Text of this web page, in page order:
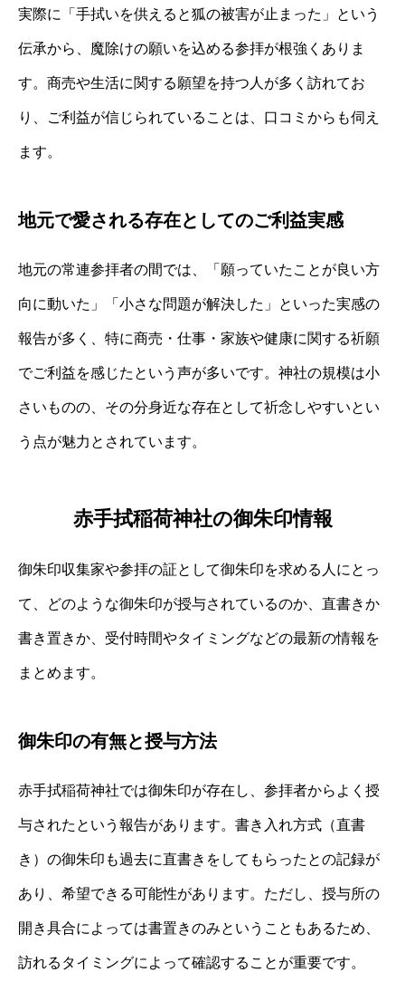
実際に「手拭いを供えると狐の被害が止まった」という
伝承から、魔除けの願いを込める参拝が根強くありま
す。商売や生活に関する願望を持つ人が多く訪れてお
り、ご利益が信じられていることは、口コミからも伺え
ます。
地元で愛される存在としてのご利益実感
地元の常連参拝者の間では、「願っていたことが良い方
向に動いた」「小さな問題が解決した」といった実感の
報告が多く、特に商売・仕事・家族や健康に関する祈願
でご利益を感じたという声が多いです。神社の規模は小
さいものの、その分身近な存在として祈念しやすいとい
う点が魅力とされています。
赤手拭稲荷神社の御朱印情報
御朱印収集家や参拝の証として御朱印を求める人にとっ
て、どのような御朱印が授与されているのか、直書きか
書き置きか、受付時間やタイミングなどの最新の情報を
まとめます。
御朱印の有無と授与方法
赤手拭稲荷神社では御朱印が存在し、参拝者からよく授
与されたという報告があります。書き入れ方式（直書
き）の御朱印も過去に直書きをしてもらったとの記録が
あり、希望できる可能性があります。ただし、授与所の
開き具合によっては書置きのみということもあるため、
訪れるタイミングによって確認することが重要です。